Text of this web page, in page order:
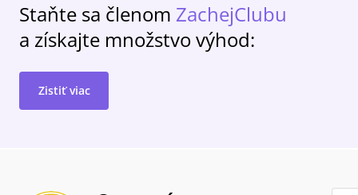
Staňte sa členom ZachejClubu
a získajte množstvo výhod:
Zistiť viac